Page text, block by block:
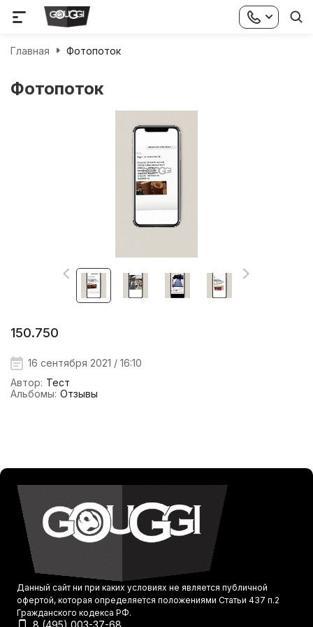
Главная Фотопоток
Фотопоток
150.750
16 сентября 2021 / 16:10
Автор: Тест
Альбомы: Отзывы
Данный сайт ни при каких условиях не является публичной
офертой, которая определяется положениями Статьи 437 п.2
Гражданского кодекса РФ.
8 (495) 003-37-68